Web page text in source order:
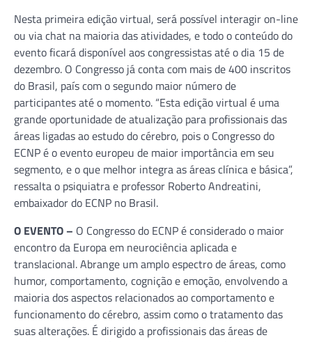
Nesta primeira edição virtual, será possível interagir on-line
ou via chat na maioria das atividades, e todo o conteúdo do
evento ficará disponível aos congressistas até o dia 15 de
dezembro. O Congresso já conta com mais de 400 inscritos
do Brasil, país com o segundo maior número de
participantes até o momento. “Esta edição virtual é uma
grande oportunidade de atualização para profissionais das
áreas ligadas ao estudo do cérebro, pois o Congresso do
ECNP é o evento europeu de maior importância em seu
segmento, e o que melhor integra as áreas clínica e básica”,
ressalta o psiquiatra e professor Roberto Andreatini,
embaixador do ECNP no Brasil.
O EVENTO – O Congresso do ECNP é considerado o maior
encontro da Europa em neurociência aplicada e
translacional. Abrange um amplo espectro de áreas, como
humor, comportamento, cognição e emoção, envolvendo a
maioria dos aspectos relacionados ao comportamento e
funcionamento do cérebro, assim como o tratamento das
suas alterações. É dirigido a profissionais das áreas de